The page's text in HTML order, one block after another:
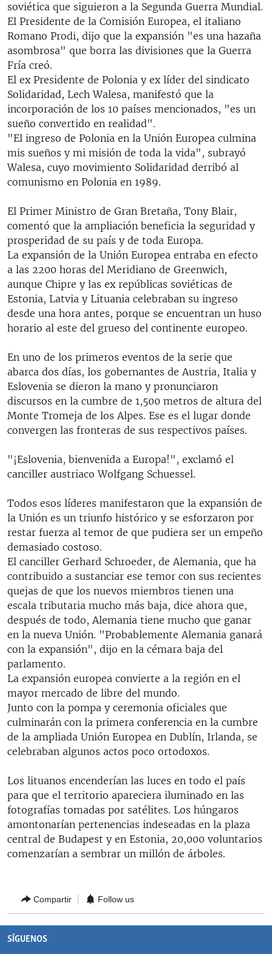
LOS SANTOS DE HIALEAH
DESINFORMACIÓN RUSA EN AMÉRICA LATINA
LA INVASIÓN DE RUSIA A UCRANIA
soviética que siguieron a la Segunda Guerra Mundial.
El Presidente de la Comisión Europea, el italiano
Romano Prodi, dijo que la expansión "es una hazaña
asombrosa" que borra las divisiones que la Guerra
Fría creó.
El ex Presidente de Polonia y ex líder del sindicato
Solidaridad, Lech Walesa, manifestó que la
incorporación de los 10 países mencionados, "es un
sueño convertido en realidad".
"El ingreso de Polonia en la Unión Europea culmina
mis sueños y mi misión de toda la vida", subrayó
Walesa, cuyo movimiento Solidaridad derribó al
comunismo en Polonia en 1989.
El Primer Ministro de Gran Bretaña, Tony Blair,
comentó que la ampliación beneficia la seguridad y
prosperidad de su país y de toda Europa.
La expansión de la Unión Europea entraba en efecto
a las 2200 horas del Meridiano de Greenwich,
aunque Chipre y las ex repúblicas soviéticas de
Estonia, Latvia y Lituania celebraban su ingreso
desde una hora antes, porque se encuentran un huso
horario al este del grueso del continente europeo.
En uno de los primeros eventos de la serie que
abarca dos días, los gobernantes de Austria, Italia y
Eslovenia se dieron la mano y pronunciaron
discursos en la cumbre de 1,500 metros de altura del
Monte Tromeja de los Alpes. Ese es el lugar donde
convergen las fronteras de sus respectivos países.
"¡Eslovenia, bienvenida a Europa!", exclamó el
canciller austriaco Wolfgang Schuessel.
Todos esos líderes manifestaron que la expansión de
la Unión es un triunfo histórico y se esforzaron por
restar fuerza al temor de que pudiera ser un empeño
demasiado costoso.
El canciller Gerhard Schroeder, de Alemania, que ha
contribuido a sustanciar ese temor con sus recientes
quejas de que los nuevos miembros tienen una
escala tributaria mucho más baja, dice ahora que,
después de todo, Alemania tiene mucho que ganar
en la nueva Unión. "Probablemente Alemania ganará
con la expansión", dijo en la cémara baja del
parlamento.
La expansión europea convierte a la región en el
mayor mercado de libre del mundo.
Junto con la pompa y ceremonia oficiales que
culminarán con la primera conferencia en la cumbre
de la ampliada Unión Europea en Dublín, Irlanda, se
celebraban algunos actos poco ortodoxos.
Los lituanos encenderían las luces en todo el país
para que el territorio apareciera iluminado en las
fotografías tomadas por satélites. Los húngaros
amontonarían pertenencias indeseadas en la plaza
central de Budapest y en Estonia, 20,000 voluntarios
comenzarían a sembrar un millón de árboles.
Compartir Follow us
SÍGUENOS